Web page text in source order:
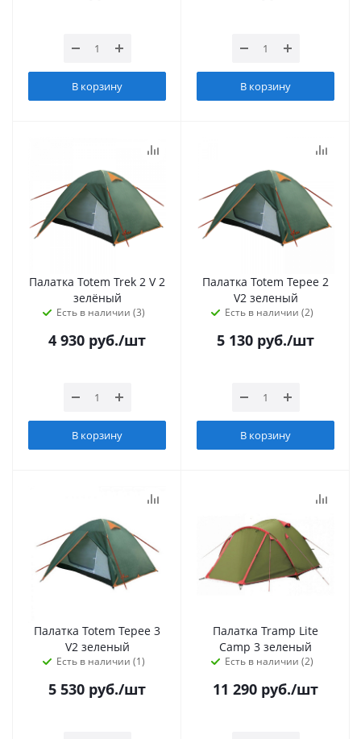
В корзину В корзину
Палатка Totem Trek 2 V 2
зелёный
Есть в наличии (3)
4 930 руб./шт
В корзину
Палатка Totem Tepee 2
V2 зеленый
Есть в наличии (2)
5 130 руб./шт
В корзину
Палатка Totem Tepee 3
V2 зеленый
Есть в наличии (1)
5 530 руб./шт
Палатка Tramp Lite
Camp 3 зеленый
Есть в наличии (2)
11 290 руб./шт